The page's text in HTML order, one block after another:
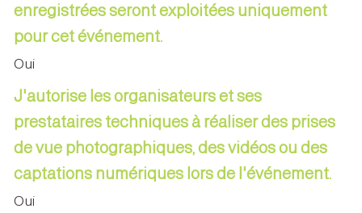
enregistrées seront exploitées uniquement
pour cet événement.
Oui
J'autorise les organisateurs et ses
prestataires techniques à réaliser des prises
de vue photographiques, des vidéos ou des
captations numériques lors de l'événement.
Oui